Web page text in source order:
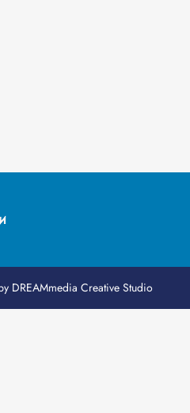
DREAMmedia Creative Studio